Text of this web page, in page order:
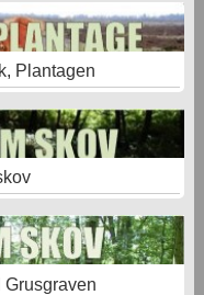
Plantagen
Grusgraven